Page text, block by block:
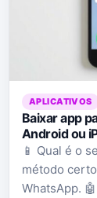
APLICATIVOS
Baixar app
Android ou
📱 Qual é o
método
WhatsApp.